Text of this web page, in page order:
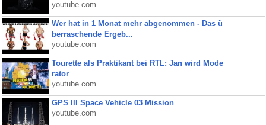
youtube.com
Wer hat in 1 Monat mehr abgenommen - Das ü
berraschende Ergeb...
youtube.com
Tourette als Praktikant bei RTL: Jan wird Mode
rator
youtube.com
GPS III Space Vehicle 03 Mission
youtube.com